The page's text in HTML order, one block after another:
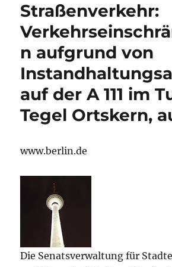
Straßenverkehr:
n aufgrund von
auf der A 111 im
Tegel Ortskern,
www.berlin.de
Die Senatsverwaltung für